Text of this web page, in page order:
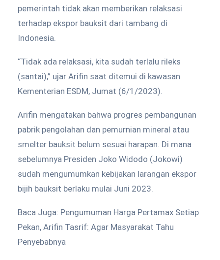
pemerintah tidak akan memberikan relaksasi
terhadap ekspor bauksit dari tambang di
Indonesia.
“Tidak ada relaksasi, kita sudah terlalu rileks
(santai),” ujar Arifin saat ditemui di kawasan
Kementerian ESDM, Jumat (6/1/2023).
Arifin mengatakan bahwa progres pembangunan
pabrik pengolahan dan pemurnian mineral atau
smelter bauksit belum sesuai harapan. Di mana
sebelumnya Presiden Joko Widodo (Jokowi)
sudah mengumumkan kebijakan larangan ekspor
bijih bauksit berlaku mulai Juni 2023.
Baca Juga: Pengumuman Harga Pertamax Setiap
Pekan, Arifin Tasrif: Agar Masyarakat Tahu
Penyebabnya